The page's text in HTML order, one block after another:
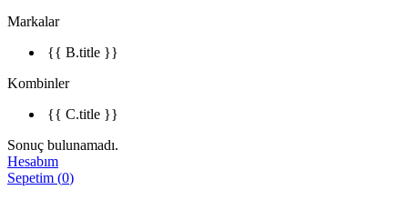
Markalar
{{ B.title }}
Kombinler
{{ C.title }}
Sonuç bulunamadı.
Hesabım
Sepetim (0)